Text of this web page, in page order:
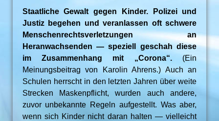
Staatliche Gewalt gegen Kinder. Polizei und
Justiz begehen und veranlassen oft schwere
Menschenrechtsverletzungen an
Heranwachsenden — speziell geschah diese
im Zusammenhang mit „Corona“.(Ein
Meinungsbeitrag von Karolin Ahrens.) Auch an
Schulen herrscht in den letzten Jahren über weite
Strecken Maskenpflicht, wurden auch andere,
zuvor unbekannte Regeln aufgestellt. Was aber,
wenn sich Kinder nicht daran halten — vielleicht